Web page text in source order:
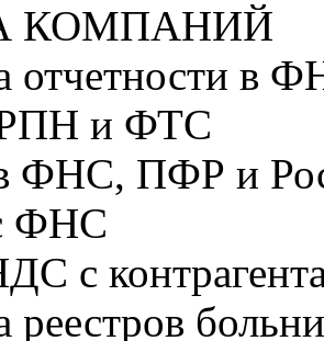
КОМПАНИЙ
отчетности в
и ФТС
ФНС, ПФР и
ФНС
с
реестров